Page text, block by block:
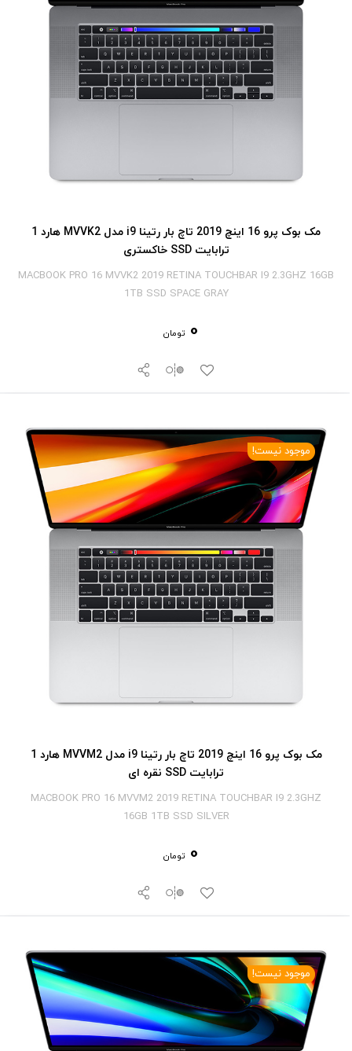
مک بوک پرو 16 اینچ 2019 تاچ بار رتینا i9 مدل MVVK2 هارد 1
ترابایت SSD خاکستری
MACBOOK PRO 16 MVVK2 2019 RETINA TOUCHBAR I9 2.3GHZ 16GB
1TB SSD SPACE GRAY
0 تومان
موجود نیست!
مک بوک پرو 16 اینچ 2019 تاچ بار رتینا i9 مدل MVVM2 هارد 1
ترابایت SSD نقره ای
MACBOOK PRO 16 MVVM2 2019 RETINA TOUCHBAR I9 2.3GHZ
16GB 1TB SSD SILVER
0 تومان
موجود نیست!